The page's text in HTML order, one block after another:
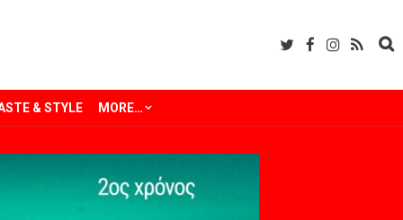
& STYLE MORE…